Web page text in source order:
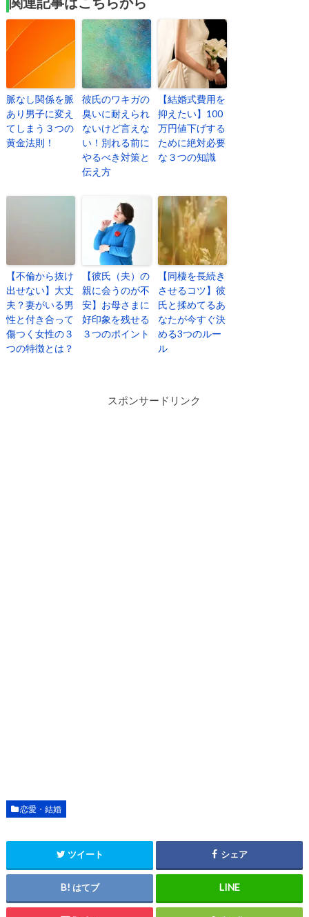
脈なし関係を脈
あり男子に変え
てしまう３つの
黄金法則！
彼氏のワキガの
臭いに耐えられ
ないけど言えな
い！別れる前に
やるべき対策と
伝え方
【結婚式費用を
抑えたい】100
万円値下げする
ために絶対必要
な３つの知識
【不倫から抜け
出せない】大丈
夫？妻がいる男
性と付き合って
傷つく女性の３
つの特徴とは？
【彼氏（夫）の
親に会うのが不
安】お母さまに
好印象を残せる
３つのポイント
【同棲を長続き
させるコツ】彼
氏と揉めてるあ
なたが今すぐ決
める3つのルー
ル
スポンサードリンク
恋愛・結婚
ツイート シェア
はてブ